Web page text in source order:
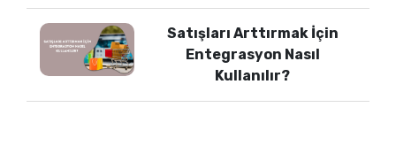
Satışları Arttırmak İçin
Entegrasyon Nasıl
Kullanılır?